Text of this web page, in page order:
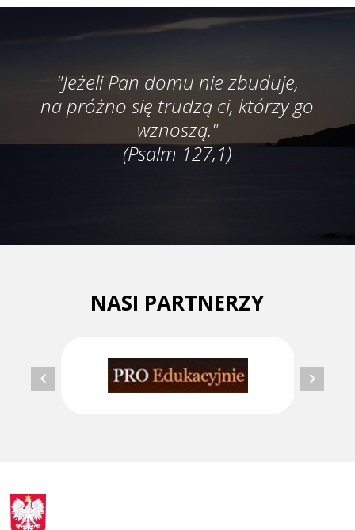
"Jeżeli Pan domu nie zbuduje,
na próżno się trudzą ci, którzy go
wznoszą."
(Psalm 127,1)
NASI PARTNERZY